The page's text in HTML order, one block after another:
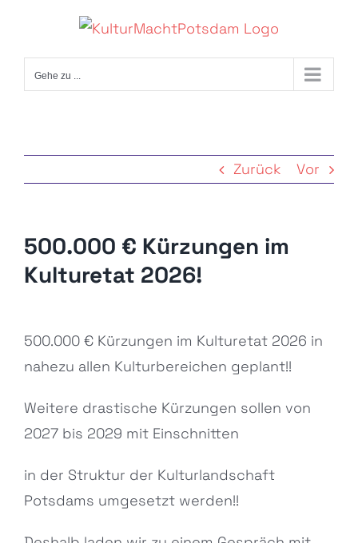
springen
Gehe zu ...
Zurück Vor
500.000 € Kürzungen im
Kulturetat 2026!
grösseres
Bild
500.000 € Kürzungen im Kulturetat 2026 in
nahezu allen Kulturbereichen geplant!!
Weitere drastische Kürzungen sollen von
2027 bis 2029 mit Einschnitten
in der Struktur der Kulturlandschaft
Potsdams umgesetzt werden!!